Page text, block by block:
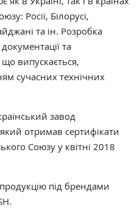
Росії, Білорусі,
та ін. Розробка
та
випускається,
сучасних технічних
завод
отримав сертифікати
Союзу у квітні 2018
під брендами